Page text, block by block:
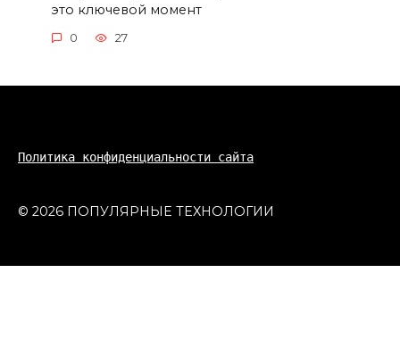
это ключевой момент
0 27
Политика конфиденциальности сайта
© 2026 ПОПУЛЯРНЫЕ ТЕХНОЛОГИИ